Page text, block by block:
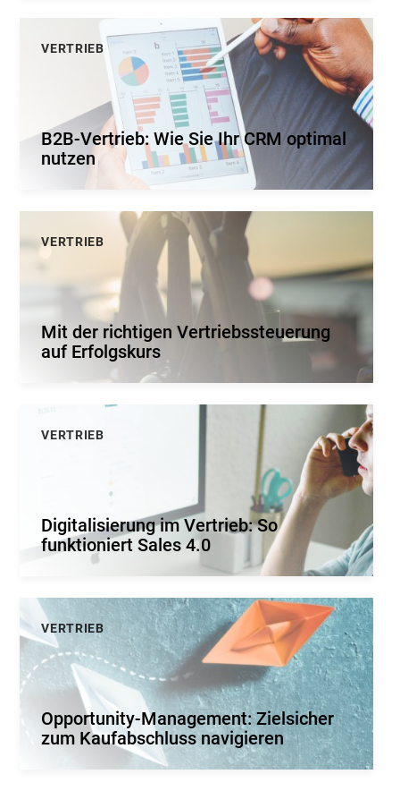
VERTRIEB
B2B-Vertrieb: Wie Sie Ihr CRM optimal
nutzen
VERTRIEB
Mit der richtigen Vertriebssteuerung
auf Erfolgskurs
VERTRIEB
Digitalisierung im Vertrieb: So
funktioniert Sales 4.0
VERTRIEB
Opportunity-Management: Zielsicher
zum Kaufabschluss navigieren